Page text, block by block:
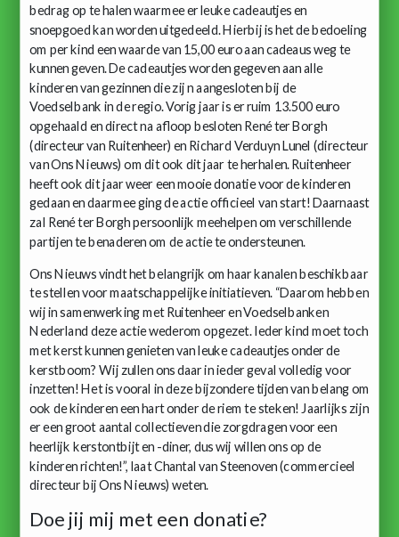
bedrag op te halen waarmee er leuke cadeautjes en
snoepgoed kan worden uitgedeeld. Hierbij is het de bedoeling
om per kind een waarde van 15,00 euro aan cadeaus weg te
kunnen geven. De cadeautjes worden gegeven aan alle
kinderen van gezinnen die zij n aangesloten bij de
Voedselbank in de regio. Vorig jaar is er ruim 13.500 euro
opgehaald en direct na afloop besloten René ter Borgh
(directeur van Ruitenheer) en Richard Verduyn Lunel (directeur
van Ons Nieuws) om dit ook dit jaar te herhalen. Ruitenheer
heeft ook dit jaar weer een mooie donatie voor de kinderen
gedaan en daarmee ging de actie officieel van start! Daarnaast
zal René ter Borgh persoonlijk meehelpen om verschillende
partijen te benaderen om de actie te ondersteunen.
Ons Nieuws vindt het belangrijk om haar kanalen beschikbaar
te stellen voor maatschappelijke initiatieven. “Daarom hebben
wij in samenwerking met Ruitenheer en Voedselbanken
Nederland deze actie wederom opgezet. Ieder kind moet toch
met kerst kunnen genieten van leuke cadeautjes onder de
kerstboom? Wij zullen ons daar in ieder geval volledig voor
inzetten! Het is vooral in deze bijzondere tijden van belang om
ook de kinderen een hart onder de riem te steken! Jaarlijks zijn
er een groot aantal collectieven die zorgdragen voor een
heerlijk kerstontbijt en -diner, dus wij willen ons op de
kinderen richten!”, laat Chantal van Steenoven (commercieel
directeur bij Ons Nieuws) weten.
Doe jij mij met een donatie?